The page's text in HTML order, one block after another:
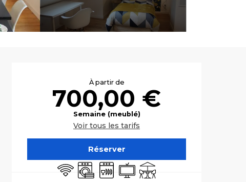
Ouverture et
À partir de
700,00 €
Semaine (meublé)
Voir tous les tarifs
Réserver
WiFi Lave lingeLave vaisselle
Télévision
Terrasse